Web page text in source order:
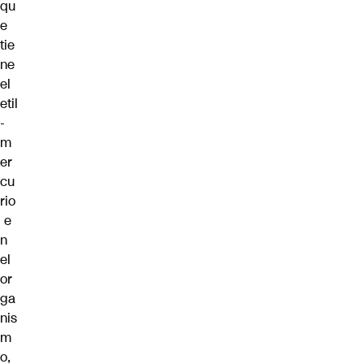
qu
e
tie
ne
el
etil
-
m
er
cu
rio
e
n
el
or
ga
nis
m
o,